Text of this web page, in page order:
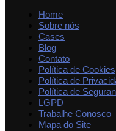
Home
Sobre nós
Cases
Blog
Contato
Política de Cookies
Política de
Política de
LGPD
Trabalhe Conosco
Mapa do Site